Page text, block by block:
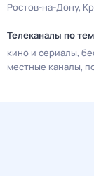
Ростов-на-Дону
Телеканалы по
кино и сериалы
местные каналы